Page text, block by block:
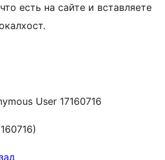
есть на сайте и вставляете
User 17160716